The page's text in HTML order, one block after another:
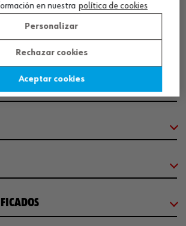
/ MUSEO
en nuestra política de cookies
Personalizar
Rechazar cookies
Aceptar cookies